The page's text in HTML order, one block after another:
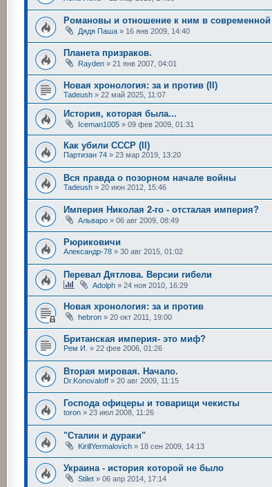
Романовы и отношение к ним в современной
Дядя Паша » 16 янв 2009, 14:40
Планета призраков.
Rayden » 21 янв 2007, 04:01
Новая хронология: за и против (II)
Tadeush » 22 май 2025, 11:07
История, которая была...
Iceman1005 » 09 фев 2009, 01:31
Как убили СССР (II)
Партизан 74 » 23 мар 2019, 13:20
Вся правда о позорном начале войны
Tadeush » 20 июн 2012, 15:46
Империя Николая 2-го - отсталая империя?
Альваро » 06 авг 2009, 08:49
Рюриковичи
Александр-78 » 30 авг 2015, 01:02
Перевал Дятлова. Версии гибели
Adolph » 24 ноя 2010, 16:29
Новая хронология: за и против
hebron » 20 окт 2011, 19:00
Британская империя- это миф?
Рем И. » 22 фев 2006, 01:26
Вторая мировая. Начало.
Dr.Konovaloff » 20 авг 2009, 11:15
Господа офицеры и товарищи чекисты
toron » 23 июл 2008, 11:26
"Сталин и дураки"
KirillYermalovich » 18 сен 2009, 14:13
Украина - история которой не было
Stilet » 06 апр 2014, 17:14